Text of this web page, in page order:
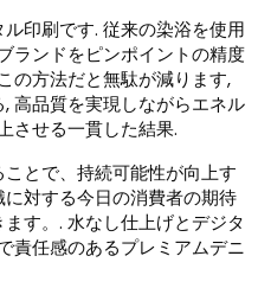
印刷です. 従来の染浴を使用
ランドをピンポイントの精度
の方法だと無駄が減ります,
高品質を実現しながらエネル
させる一貫した結果.
とで、持続可能性が向上す
対する今日の消費者の期待
す。. 水なし仕上げとデジタ
責任感のあるプレミアムデニ